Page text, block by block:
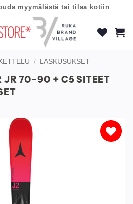
myymälästä tai tilaa kotiin
/ LASKUSUKSET
JR 70-90 + C5 SITEET